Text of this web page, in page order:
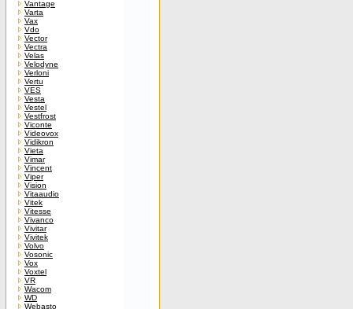
Vantage
Varta
Vax
Vdo
Vector
Vectra
Velas
Velodyne
Verloni
Vertu
VES
Vesta
Vestel
Vestfrost
Viconte
Videovox
Vidikron
Vieta
Vimar
Vincent
Viper
Vision
Vitaaudio
Vitek
Vitesse
Vivanco
Vivitar
Vivitek
Volvo
Vosonic
Vox
Voxtel
VR
Wacom
WD
Webasto